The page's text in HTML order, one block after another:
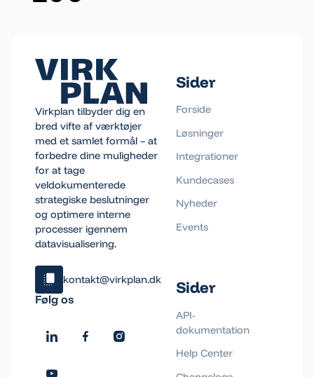
Virkplan tilbyder dig en
bred vifte af værktøjer
med et samlet formål – at
forbedre dine muligheder
for at tage
veldokumenterede
strategiske beslutninger
og optimere interne
processer igennem
datavisualisering.
kontakt@virkplan.dk
Email blev kopieret!
Følg os
Sider
Forside
Løsninger
Integrationer
Kundecases
Nyheder
Events
Sider
API-
dokumentation
Help Center